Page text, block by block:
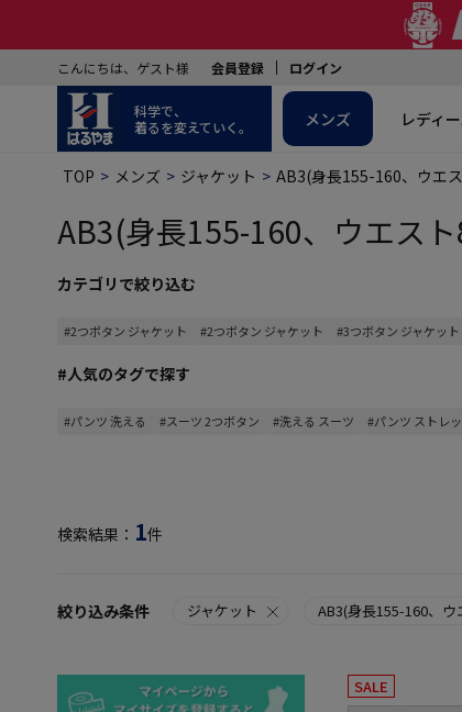
こんにちは、ゲスト様 会員登録 ログイン
科学で、
着るを変えていく。
メンズ レディ
TOP メンズ ジャケット AB3(身長155-160、ウエ
AB3(身長155-160、ウエス
カテゴリで絞り込む
#2つボタン ジャケット #2つボタン ジャケット #3つボタン ジャケット
#人気のタグで探す
#パンツ 洗える #スーツ 2つボタン #洗える スーツ #パンツ ストレ
検索結果： 1件
絞り込み条件 ジャケット AB3(身長155-160、ウ
SALE